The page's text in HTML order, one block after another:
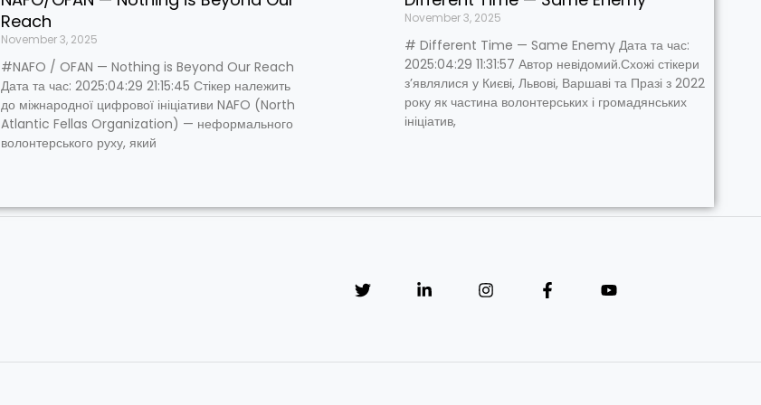
Reach
November 3, 2025
#NAFO / OFAN — Nothing is Beyond Our Reach
Дата та час: 2025:04:29 21:15:45 Стікер належить
до міжнародної цифрової ініціативи NAFO (North
Atlantic Fellas Organization) — неформального
волонтерського руху, який
November 3, 2025
# Different Time — Same Enemy Дата та час:
2025:04:29 11:31:57 Автор невідомий.Схожі стікери
з’являлися у Києві, Львові, Варшаві та Празі з 2022
року як частина волонтерських і громадянських
ініціатив,